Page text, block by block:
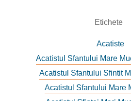
Etichete
Acatiste
Acatistul Sfantului Mare
Acatistul Sfantului Sfintit
Acatistul Sfantului Mare